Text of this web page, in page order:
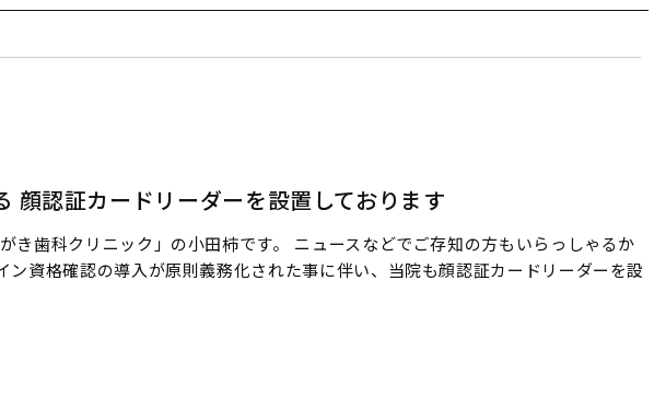
顔認証カードリーダーを設置しております
き歯科クリニック」の小田柿です。 ニュースなどでご存知の方もいらっしゃるか
ン資格確認の導入が原則義務化された事に伴い、当院も顔認証カードリーダーを設